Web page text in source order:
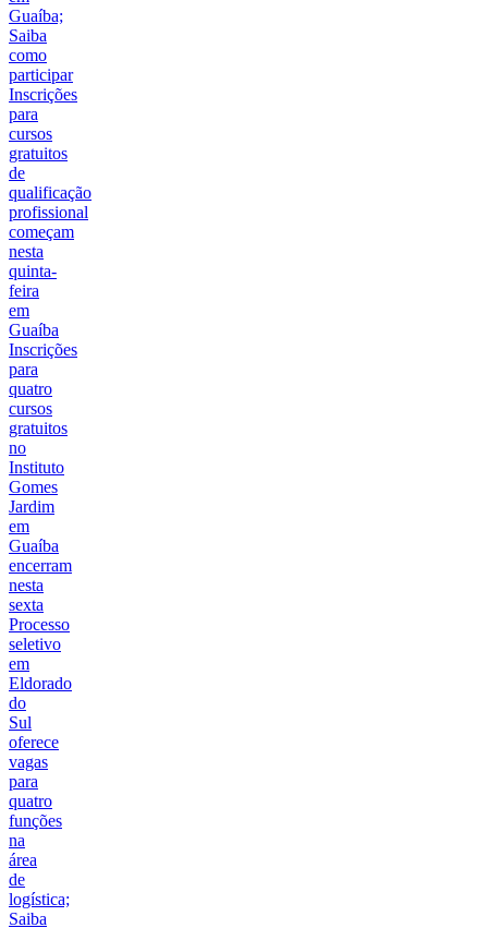
Guaíba;
Saiba
como
participar
Inscrições
para
cursos
gratuitos
de
qualificação
profissional
começam
nesta
quinta-
feira
em
Guaíba
Inscrições
para
quatro
cursos
gratuitos
no
Instituto
Gomes
Jardim
em
Guaíba
encerram
nesta
sexta
Processo
seletivo
em
Eldorado
do
Sul
oferece
vagas
para
quatro
funções
na
área
de
logística;
Saiba